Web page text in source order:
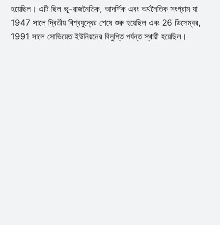
হয়েছিল। এটি ছিল ভূ-রাজনৈতিক, আদর্শিক এবং অর্থনৈতিক সংগ্রাম যা
1947 সালে দ্বিতীয় বিশ্বযুদ্ধের শেষে শুরু হয়েছিল এবং 26 ডিসেম্বর,
1991 সালে সোভিয়েত ইউনিয়নের বিলুপ্তি পর্যন্ত স্থায়ী হয়েছিল।